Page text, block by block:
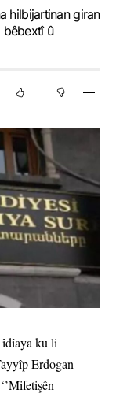
hilbijartinan giran
bêbextî û
ku li
Erdogan